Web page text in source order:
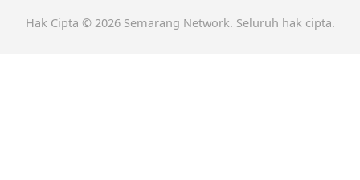
Hak Cipta © 2026 Semarang Network. Seluruh hak cipta.